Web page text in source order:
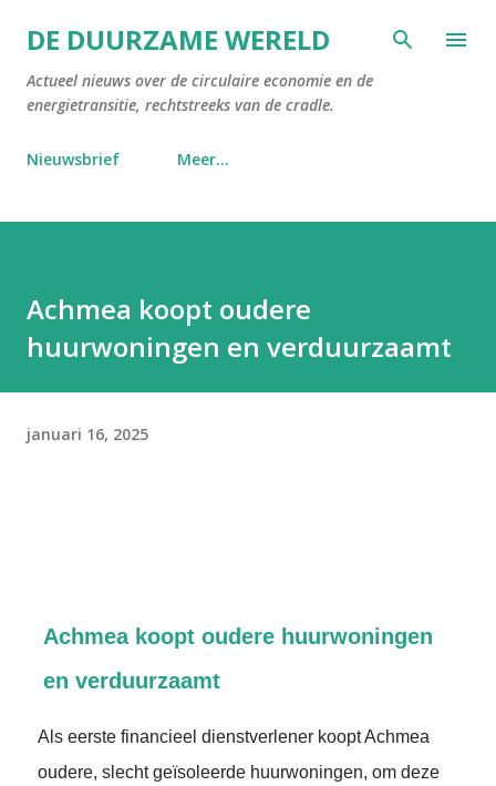
Doorgaan naar hoofdcontent
DE DUURZAME WERELD
Actueel nieuws over de circulaire economie en de
energietransitie, rechtstreeks van de cradle.
Nieuwsbrief Meer…
Achmea koopt oudere
huurwoningen en verduurzaamt
januari 16, 2025
Achmea koopt oudere huurwoningen
en verduurzaamt
Als eerste financieel dienstverlener koopt Achmea
oudere, slecht geïsoleerde huurwoningen, om deze